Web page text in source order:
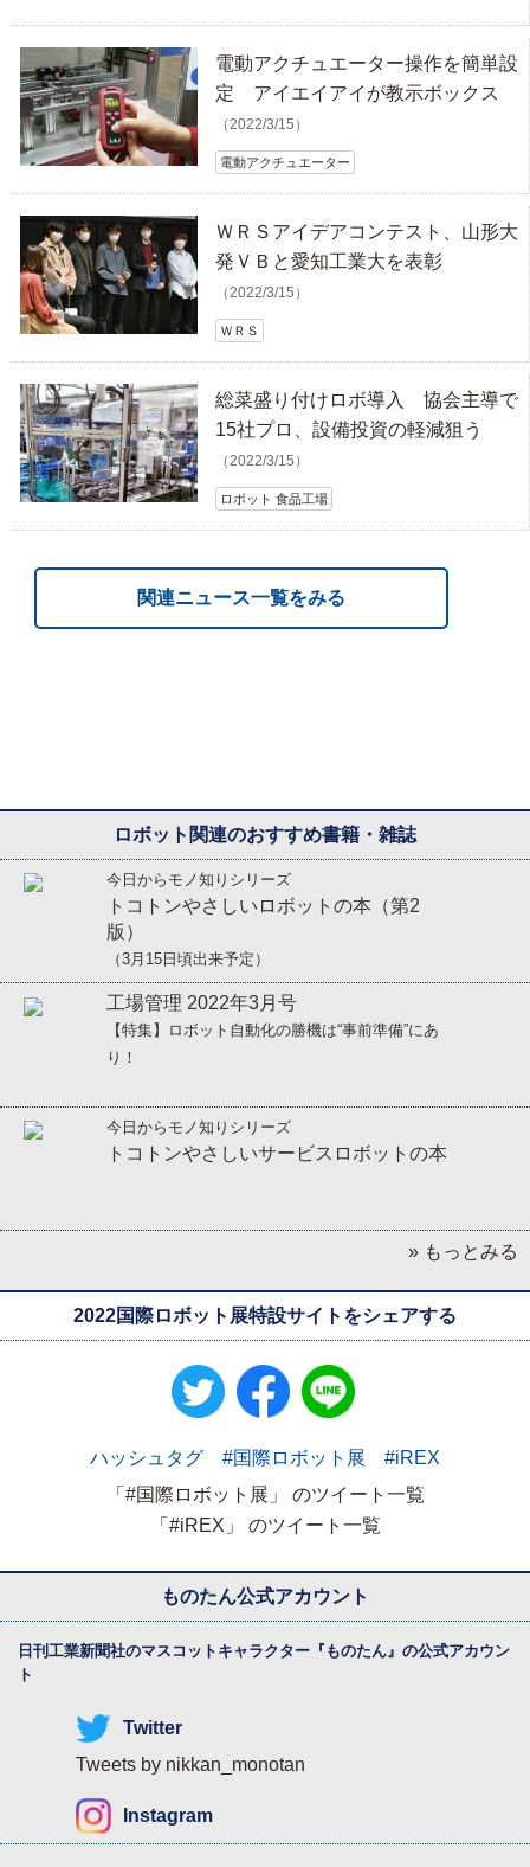
電動アクチュエーター操作を簡単設
定 アイエイアイが教示ボックス
（2022/3/15）
電動アクチュエーター
ＷＲＳアイデアコンテスト、山形大
発ＶＢと愛知工業大を表彰
（2022/3/15）
ＷＲＳ
総菜盛り付けロボ導入 協会主導で
15社プロ、設備投資の軽減狙う
（2022/3/15）
ロボット 食品工場
関連ニュース一覧をみる
ロボット関連のおすすめ書籍・雑誌
今日からモノ知りシリーズ
トコトンやさしいロボットの本（第2
版）
（3月15日頃出来予定）
工場管理 2022年3月号
【特集】ロボット自動化の勝機は“事前準備”にあ
り！
今日からモノ知りシリーズ
トコトンやさしいサービスロボットの本
» もっとみる
2022国際ロボット展特設サイトをシェアする
ハッシュタグ #国際ロボット展 #iREX
「#国際ロボット展」 のツイート一覧
「#iREX」 のツイート一覧
ものたん公式アカウント
日刊工業新聞社のマスコットキャラクター『 ものたん』の公式アカウン
ト
Twitter
Tweets by nikkan_monotan
Instagram